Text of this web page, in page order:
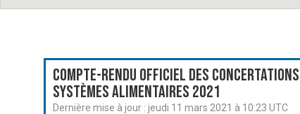
Compte-rendu officiel des
systèmes alimentaires 2021
Dernière mise à jour : jeudi 11 mars 2021 à 10:23 UTC